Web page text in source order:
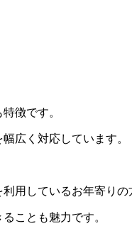
徴です。
広く対応しています。
用しているお年寄りの
ことも魅力です。